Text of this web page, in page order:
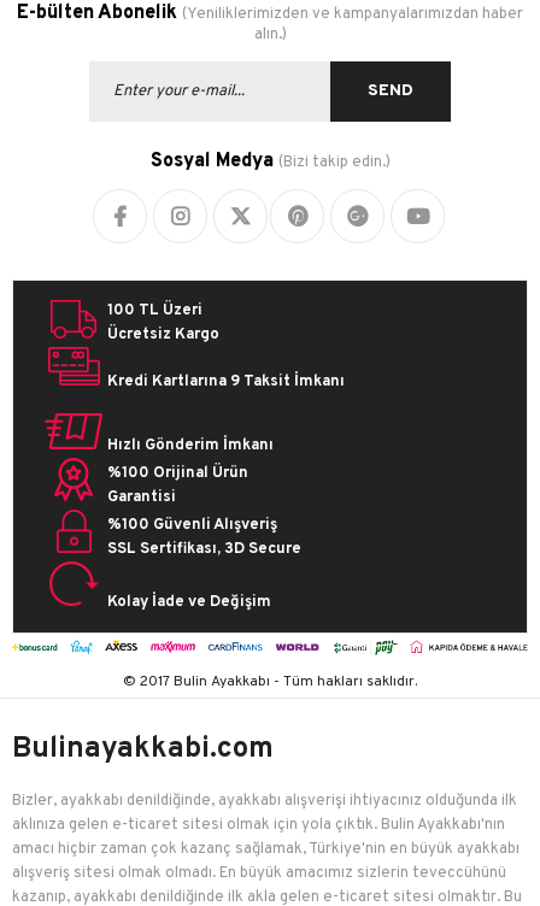
E-bülten Abonelik (Yeniliklerimizden ve kampanyalarımızdan haber
alın.)
SEND
Sosyal Medya (Bizi takip edin.)
100 TL Üzeri
Ücretsiz Kargo
Kredi Kartlarına 9 Taksit İmkanı
Hızlı Gönderim İmkanı
%100 Orijinal Ürün
Garantisi
%100 Güvenli Alışveriş
SSL Sertifikası, 3D Secure
Kolay İade ve Değişim
© 2017 Bulin Ayakkabı - Tüm hakları saklıdır.
Bulinayakkabi.com
Bizler, ayakkabı denildiğinde, ayakkabı alışverişi ihtiyacınız olduğunda ilk
aklınıza gelen e-ticaret sitesi olmak için yola çıktık. Bulin Ayakkabı'nın
amacı hiçbir zaman çok kazanç sağlamak, Türkiye'nin en büyük ayakkabı
alışveriş sitesi olmak olmadı. En büyük amacımız sizlerin teveccühünü
kazanıp, ayakkabı denildiğinde ilk akla gelen e-ticaret sitesi olmaktır. Bu